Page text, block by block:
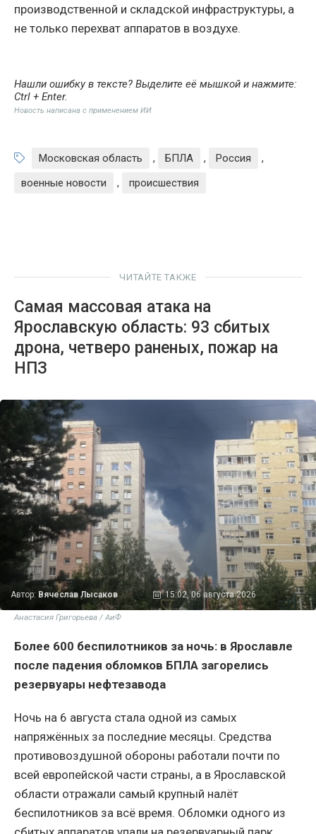
производственной и складской инфраструктуры, а
не только перехват аппаратов в воздухе.
Нашли ошибку в тексте? Выделите её мышкой и нажмите:
Ctrl + Enter.
Новость написана с применением ИИ
Московская область , БПЛА , Россия
,
военные новости
, происшествия
ЧИТАЙТЕ ТАКЖЕ
Самая массовая атака на
Ярославскую область: 93 сбитых
дрона, четверо раненых, пожар на
НПЗ
Автор: Вячеслав Лысаков 15:02, 06 августа 2026
Анастасия Григорьева / АиФ
Более 600 беспилотников за ночь: в Ярославле
после падения обломков БПЛА загорелись
резервуары нефтезавода
Ночь на 6 августа стала одной из самых
напряжённых за последние месяцы. Средства
противовоздушной обороны работали почти по
всей европейской части страны, а в Ярославской
области отражали самый крупный налёт
беспилотников за всё время. Обломки одного из